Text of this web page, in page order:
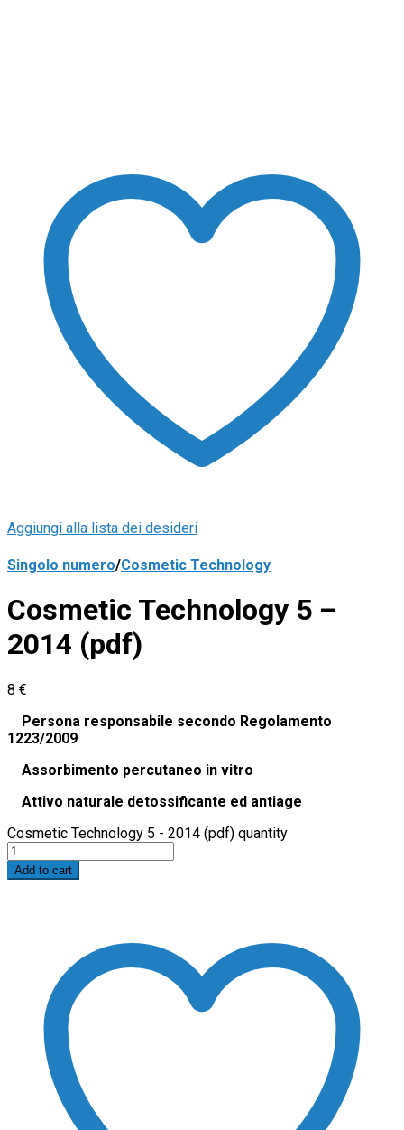
Aggiungi alla lista dei desideri
Singolo numero/Cosmetic Technology
Cosmetic Technology 5 –
2014 (pdf)
8 €
Persona responsabile secondo Regolamento
1223/2009
Assorbimento percutaneo in vitro
Attivo naturale detossificante ed antiage
Cosmetic Technology 5 - 2014 (pdf) quantity
Add to cart